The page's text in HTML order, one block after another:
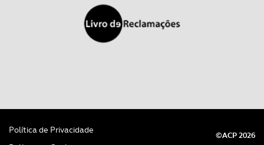
Política de Privacidade
©ACP 2026